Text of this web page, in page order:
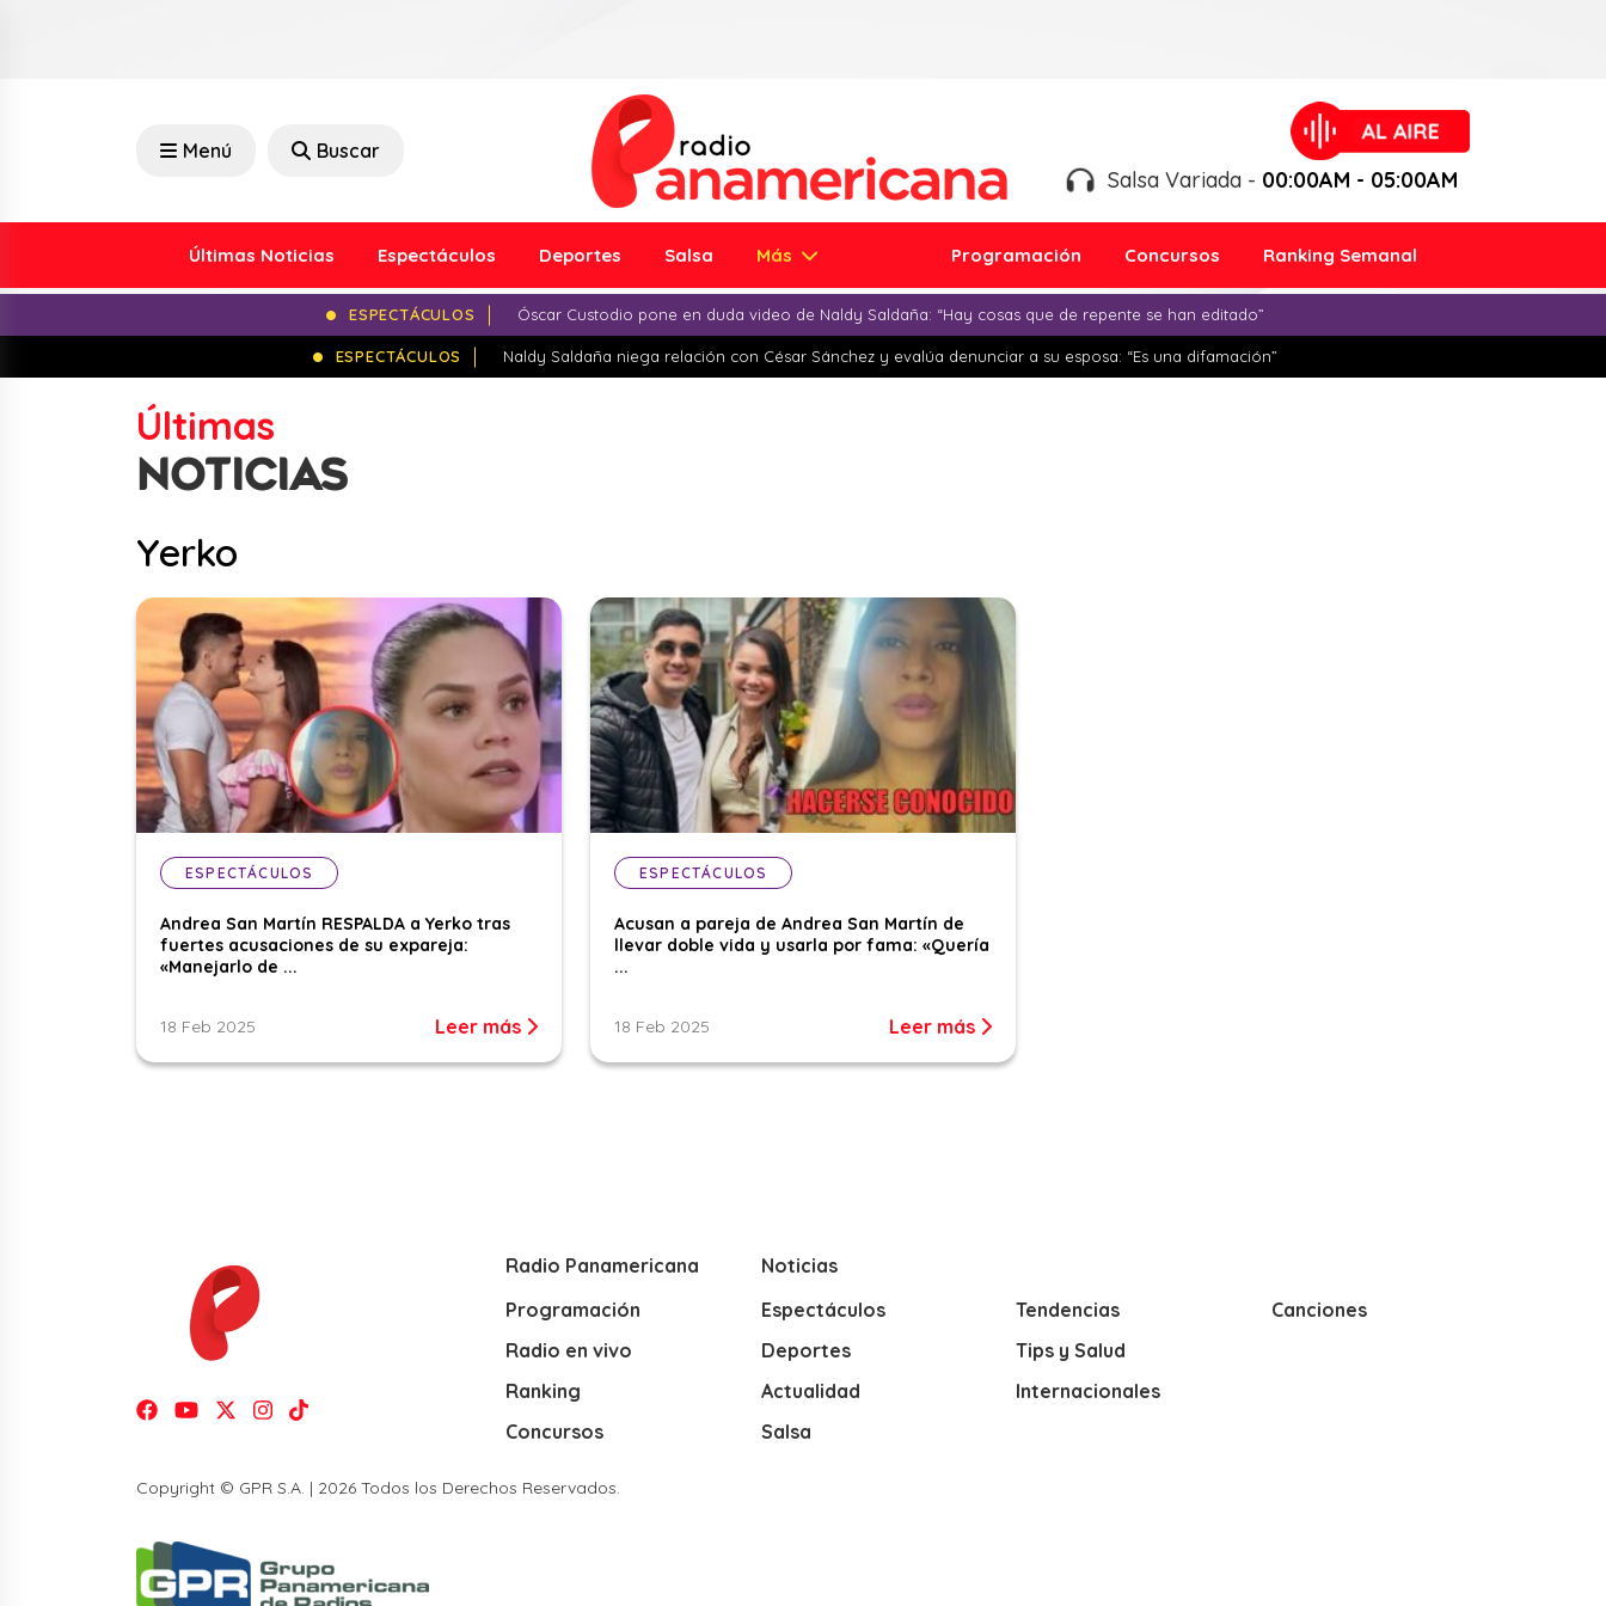
Menú Buscar
Salsa Variada - 00:00AM - 05:00AM
Últimas Noticias Espectáculos Deportes Salsa Más Programación Concursos Ranking Semanal
ESPECTÁCULOS Óscar Custodio pone en duda video de Naldy Saldaña: “Hay cosas que de repente se han editado”
ESPECTÁCULOS Naldy Saldaña niega relación con César Sánchez y evalúa denunciar a su esposa: “Es una difamación”
Últimas
NOTICIAS
Yerko
ESPECTÁCULOS
Andrea San Martín RESPALDA a Yerko tras
fuertes acusaciones de su expareja:
«Manejarlo de ...
18 Feb 2025 Leer más
ESPECTÁCULOS
Acusan a pareja de Andrea San Martín de
llevar doble vida y usarla por fama: «Quería
...
18 Feb 2025 Leer más
Radio Panamericana
Programación
Radio en vivo
Ranking
Concursos
Noticias
Espectáculos
Deportes
Actualidad
Salsa
Tendencias
Tips y Salud
Internacionales
Canciones
Copyright © GPR S.A. | 2026 Todos los Derechos Reservados.